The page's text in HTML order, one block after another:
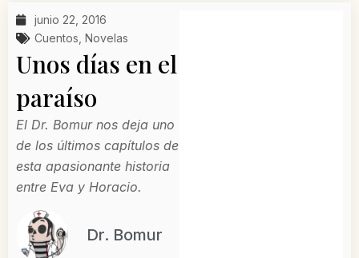
e
b
o
o
k
-
f
t
a
r
a
m
w
i
t
t
e
r
o
a
p
junio 22, 2016
Cuentos Novelas
Unos días en el
paraíso
El Dr. Bomur nos deja uno
de los últimos capítulos de
esta apasionante historia
entre Eva y Horacio.
Dr. Bomur